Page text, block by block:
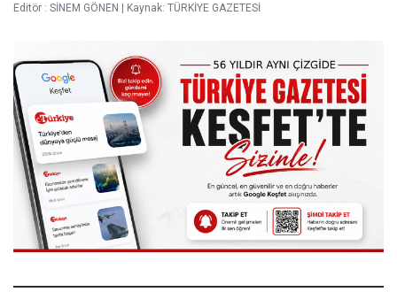
Editör : SİNEM GÖNEN | Kaynak: TÜRKİYE GAZETESİ